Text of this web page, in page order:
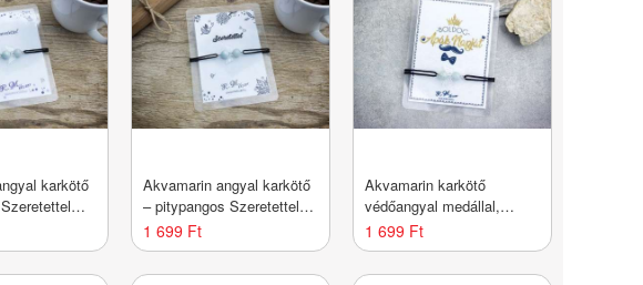
karkötő
Akvamarin angyal karkötő
– pitypangos Szeretettel
kártyával
1 699 Ft
Akvamarin karkötő
védőangyal medállal,
állítható – apák napi
ajándék apának,
keresztapának, kék
1 699 Ft